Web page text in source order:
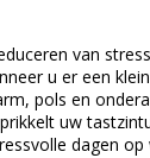
van stress
u er een
pols en
uw
dagen op